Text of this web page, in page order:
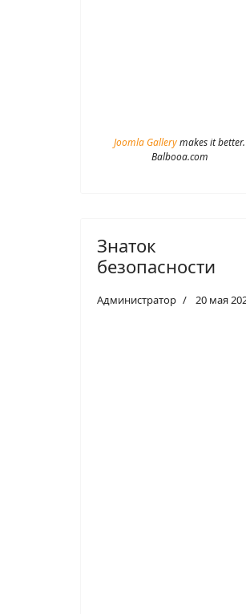
Joomla Gallerymakes it better.
Balbooa.com
Знаток
безопасности
Администратор 20 мая